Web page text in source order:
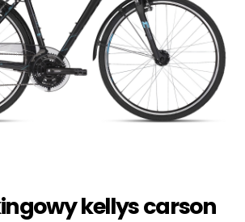
kellys carson